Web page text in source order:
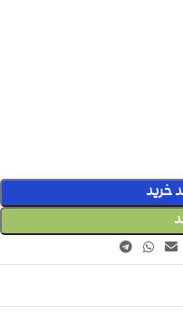
خرید